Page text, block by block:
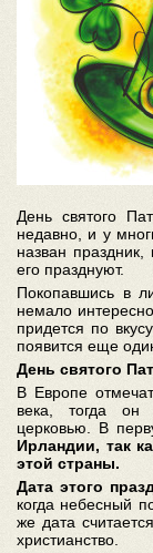
День святого
недавно, и у
назван
его празднуют.
Покопавшись в
немало
придется по
появится еще
День святого
В Европе
века, тогда он
церковью. В
Ирландии, так
этой страны.
Дата этого
когда небесный
же дата
христианство.